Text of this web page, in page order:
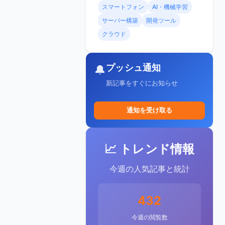
スマートフォン
AI・機械学習
サーバー構築
開発ツール
クラウド
🔔プッシュ通知
新記事をすぐにお知らせ
通知を受け取る
📈 トレンド情報
今週の人気記事と統計
432
今週の閲覧数